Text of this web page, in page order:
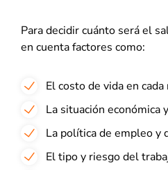
Para decidir cuánto será el
en cuenta factores como:
El costo de vida en cada
La situación económica
La política de empleo y
El tipo y riesgo del